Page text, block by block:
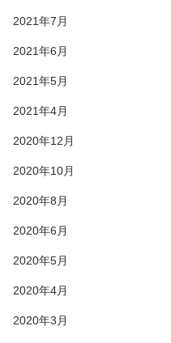
2021年7月
2021年6月
2021年5月
2021年4月
2020年12月
2020年10月
2020年8月
2020年6月
2020年5月
2020年4月
2020年3月